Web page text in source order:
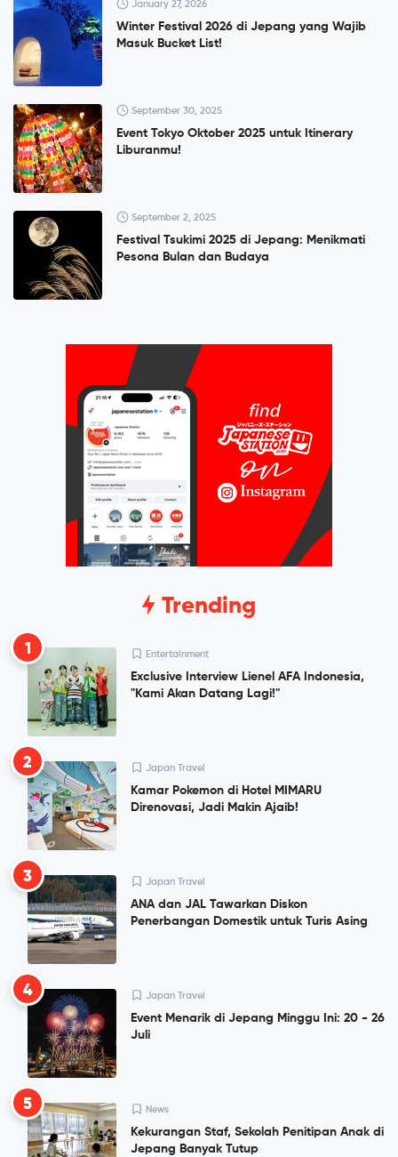
January 27, 2026
Winter Festival 2026 di Jepang yang Wajib
Masuk Bucket List!
September 30, 2025
Event Tokyo Oktober 2025 untuk Itinerary
Liburanmu!
September 2, 2025
Festival Tsukimi 2025 di Jepang: Menikmati
Pesona Bulan dan Budaya
Trending
1 Entertainment
Exclusive Interview Lienel AFA Indonesia,
"Kami Akan Datang Lagi!"
2 Japan Travel
Kamar Pokemon di Hotel MIMARU
Direnovasi, Jadi Makin Ajaib!
3 Japan Travel
ANA dan JAL Tawarkan Diskon
Penerbangan Domestik untuk Turis Asing
4 Japan Travel
Event Menarik di Jepang Minggu Ini: 20 - 26
Juli
5 News
Kekurangan Staf, Sekolah Penitipan Anak di
Jepang Banyak Tutup